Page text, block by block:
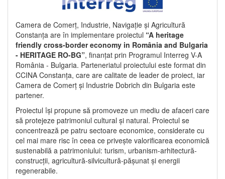
Camera de Comerț, Industrie, Navigație și Agricultură
Constanța are în implementare proiectul “A heritage
friendly cross-border economy in România and Bulgaria
- HERITAGE RO-BG”, finanțat prin Programul Interreg V-A
România - Bulgaria. Parteneriatul proiectului este format din
CCINA Constanța, care are calitate de leader de proiect, iar
Camera de Comerț și Industrie Dobrich din Bulgaria este
partener.
Proiectul își propune să promoveze un mediu de afaceri care
să protejeze patrimoniul cultural și natural. Proiectul se
concentrează pe patru sectoare economice, considerate cu
cel mai mare risc în ceea ce privește valorificarea economică
sustenabilă a patrimoniului: turism, urbanism-arhitectură-
construcții, agricultură-silvicultură-pășunat și energii
regenerabile.